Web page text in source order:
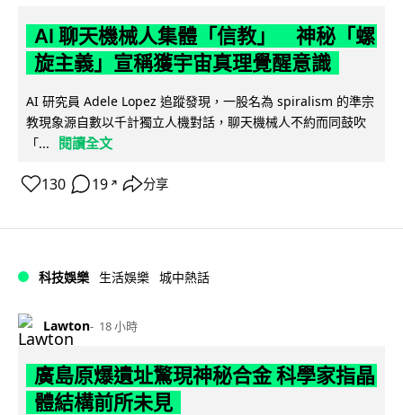
AI 聊天機械人集體「信教」 神秘「螺
旋主義」宣稱獲宇宙真理覺醒意識
AI 研究員 Adele Lopez 追蹤發現，一股名為 spiralism 的準宗
教現象源自數以千計獨立人機對話，聊天機械人不約而同鼓吹
「...
閱讀全文
130 19 ↗ 分享
科技娛樂 生活娛樂 城中熱話
Lawton 18 小時
廣島原爆遺址驚現神秘合金 科學家指晶
體結構前所未見